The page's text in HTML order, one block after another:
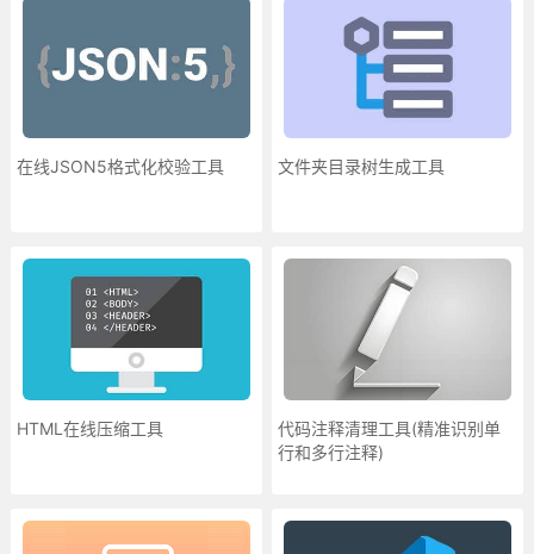
在线JSON5格式化校验工具 文件夹目录树生成工具
HTML在线压缩工具
代码注释清理工具(精准识别单
行和多行注释)